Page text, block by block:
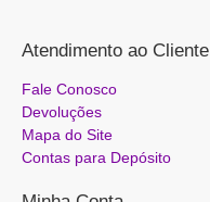
Atendimento ao Cliente
Fale Conosco
Devoluções
Mapa do Site
Contas para Depósito